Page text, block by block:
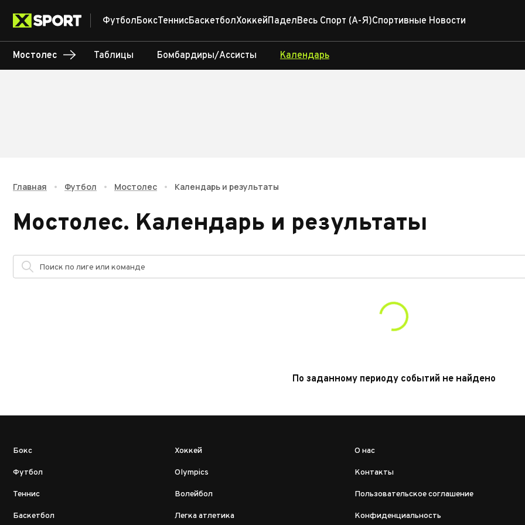
ФутболБоксТеннисБаскетболХоккейПаделВесь Спорт (А-Я)Спортивные Новости
Мостолес Таблицы Бомбардиры/Ассисты Календарь
Главная • Футбол • Мостолес • Календарь и результаты
Мостолес. Календарь и результаты
По заданному периоду событий не найдено
Бокс
Футбол
Теннис
Баскетбол
Хоккей
Olympics
Волейбол
Легка атлетика
О нас
Контакты
Пользовательское соглашение
Конфиденциальность